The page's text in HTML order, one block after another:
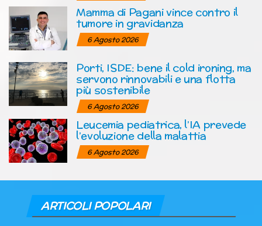
Mamma di Pagani vince contro il
tumore in gravidanza
6 Agosto 2026
Porti, ISDE: bene il cold ironing, ma
servono rinnovabili e una flotta
più sostenibile
6 Agosto 2026
Leucemia pediatrica, l’IA prevede
l’evoluzione della malattia
6 Agosto 2026
ARTICOLI POPOLARI